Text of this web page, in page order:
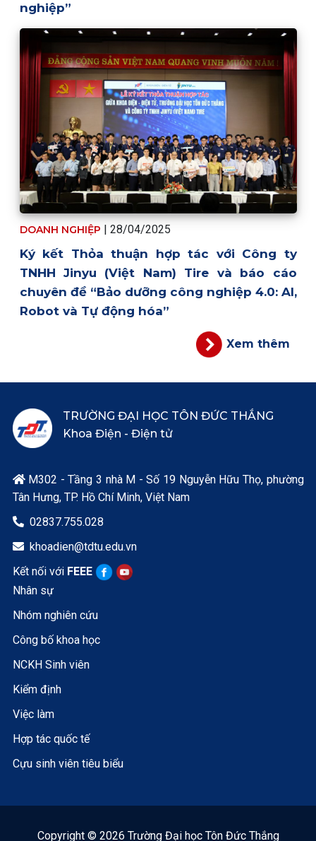
nghiệp”
DOANH NGHIỆP | 28/04/2025
Ký kết Thỏa thuận hợp tác với Công ty
TNHH Jinyu (Việt Nam) Tire và báo cáo
chuyên đề “Bảo dưỡng công nghiệp 4.0: AI,
Robot và Tự động hóa”
Xem thêm
TRƯỜNG ĐẠI HỌC TÔN ĐỨC THẮNG
Khoa Điện - Điện tử
M302 - Tầng 3 nhà M - Số 19 Nguyễn Hữu Thọ, phường
Tân Hưng, TP. Hồ Chí Minh, Việt Nam
 02837.755.028
 khoadien@tdtu.edu.vn
Kết nối với FEEE
Nhân sự
Nhóm nghiên cứu
Công bố khoa học
NCKH Sinh viên
Kiểm định
Việc làm
Hợp tác quốc tế
Cựu sinh viên tiêu biểu
Copyright © 2026 Trường Đại học Tôn Đức Thắng